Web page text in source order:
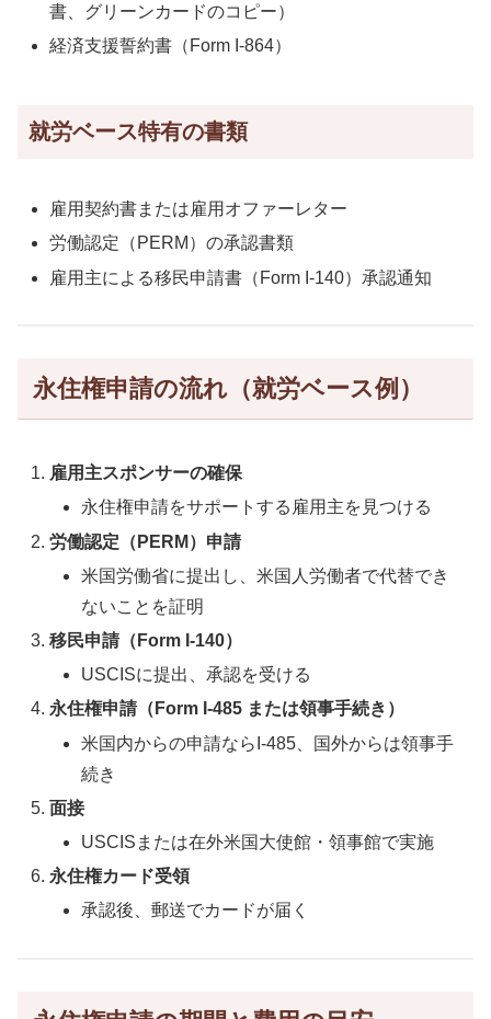
書、グリーンカードのコピー）
経済支援誓約書（Form I-864）
就労ベース特有の書類
雇用契約書または雇用オファーレター
労働認定（PERM）の承認書類
雇用主による移民申請書（Form I-140）承認通知
永住権申請の流れ（就労ベース例）
雇用主スポンサーの確保
永住権申請をサポートする雇用主を見つける
労働認定（PERM）申請
米国労働省に提出し、米国人労働者で代替でき
ないことを証明
移民申請（Form I-140）
USCISに提出、承認を受ける
永住権申請（Form I-485 または領事手続き）
米国内からの申請ならI-485、国外からは領事手
続き
面接
USCISまたは在外米国大使館・領事館で実施
永住権カード受領
承認後、郵送でカードが届く